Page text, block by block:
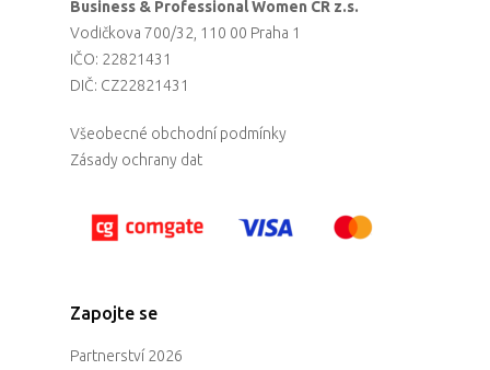
Business & Professional Women CR z.s.
Vodičkova 700/32, 110 00 Praha 1
IČO: 22821431
DIČ: CZ22821431
Všeobecné obchodní podmínky
Zásady ochrany dat
Zapojte se
Partnerství 2026